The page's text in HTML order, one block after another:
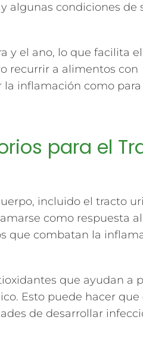
algunas condiciones de
y el ano, lo que facilita el
recurrir a alimentos con
inflamación como para
para el
incluido el tracto
como respuesta
que combatan la
que ayudan a
Esto puede hacer que
de desarrollar